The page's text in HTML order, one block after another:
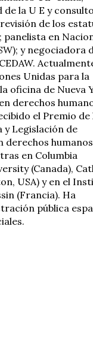
la U E y
de los
panelista en
y negociadora
Unidas para la
oficina de Nueva
derechos
el Premio de
y Legislación de
derechos
en Columbia
(Canada),
USA) y en el
(Francia). Ha
pública